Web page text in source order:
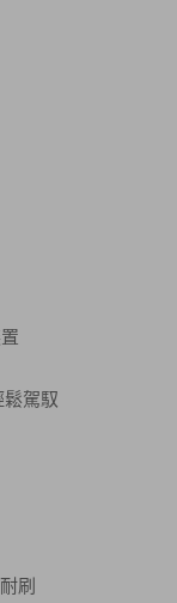
鬆駕馭
刷